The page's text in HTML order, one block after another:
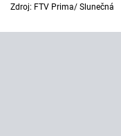
Zdroj: FTV Prima/ Slunečná